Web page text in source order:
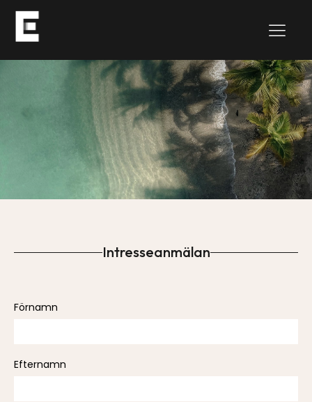
Intresseanmälan
leave
empty.
Förnamn
Efternamn